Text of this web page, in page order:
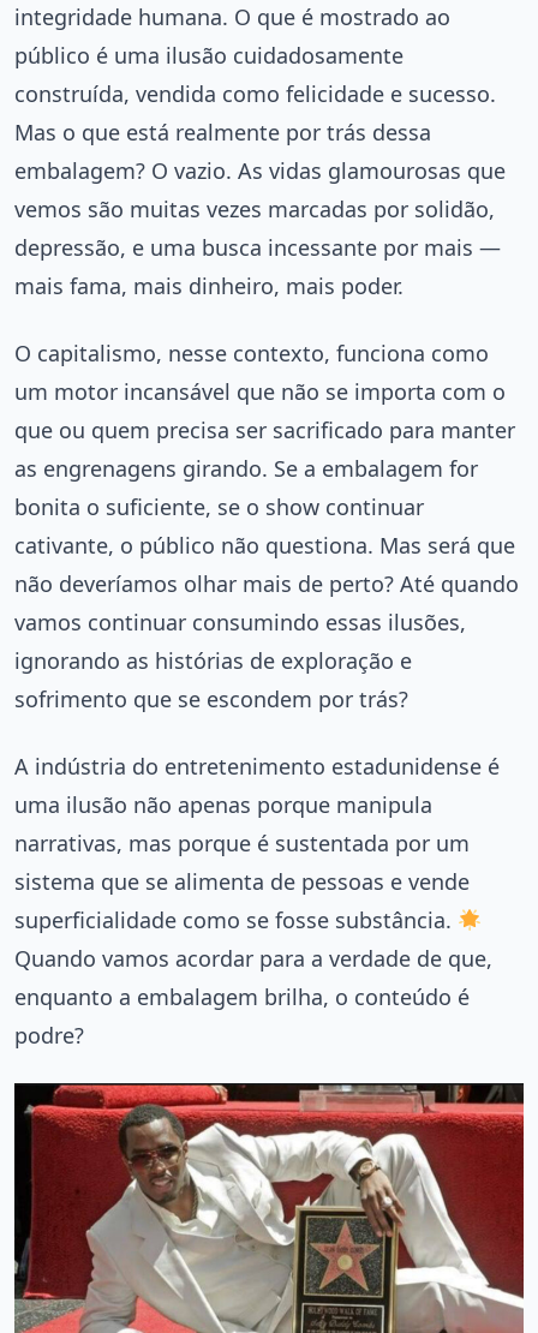
integridade humana. O que é mostrado ao
público é uma ilusão cuidadosamente
construída, vendida como felicidade e sucesso.
Mas o que está realmente por trás dessa
embalagem? O vazio. As vidas glamourosas que
vemos são muitas vezes marcadas por solidão,
depressão, e uma busca incessante por mais —
mais fama, mais dinheiro, mais poder.
O capitalismo, nesse contexto, funciona como
um motor incansável que não se importa com o
que ou quem precisa ser sacrificado para manter
as engrenagens girando. Se a embalagem for
bonita o suficiente, se o show continuar
cativante, o público não questiona. Mas será que
não deveríamos olhar mais de perto? Até quando
vamos continuar consumindo essas ilusões,
ignorando as histórias de exploração e
sofrimento que se escondem por trás?
A indústria do entretenimento estadunidense é
uma ilusão não apenas porque manipula
narrativas, mas porque é sustentada por um
sistema que se alimenta de pessoas e vende
superficialidade como se fosse substância.
Quando vamos acordar para a verdade de que,
enquanto a embalagem brilha, o conteúdo é
podre?